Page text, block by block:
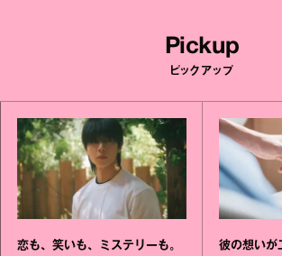
Pickup
ピックアップ
恋も、笑いも、ミステリーも。
彼の想いが